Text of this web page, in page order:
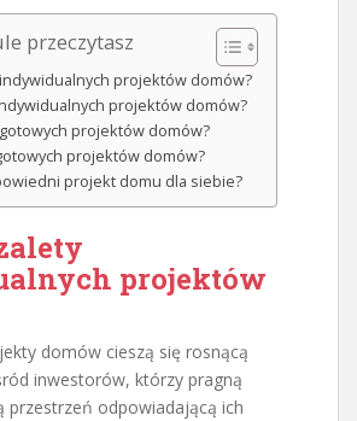
przeczytasz
projektów domów?
projektów domów?
projektów domów?
projektów domów?
projekt domu dla siebie?
projektów
domów cieszą się rosnącą
inwestorów, którzy pragną
przestrzeń odpowiadającą ich